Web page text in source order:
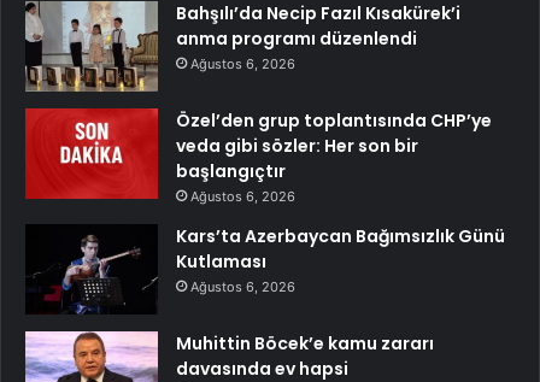
Bahşılı’da Necip Fazıl Kısakürek’i
anma programı düzenlendi
Ağustos 6, 2026
Özel’den grup toplantısında CHP’ye
veda gibi sözler: Her son bir
başlangıçtır
Ağustos 6, 2026
Kars’ta Azerbaycan Bağımsızlık Günü
Kutlaması
Ağustos 6, 2026
Muhittin Böcek’e kamu zararı
davasında ev hapsi